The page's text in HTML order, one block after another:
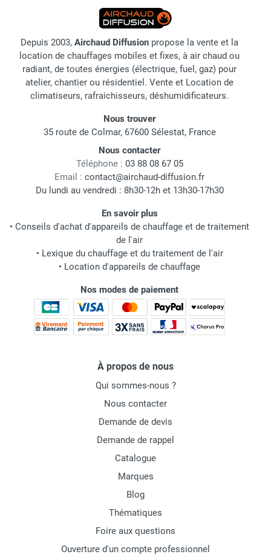
Depuis 2003, Airchaud Diffusion propose la vente et la
location de chauffages mobiles et fixes, à air chaud ou
radiant, de toutes énergies (électrique, fuel, gaz) pour
atelier, chantier ou résidentiel. Vente et Location de
climatiseurs, rafraichisseurs, déshumidificateurs.
Nous trouver
35 route de Colmar, 67600 Sélestat, France
Nous contacter
Téléphone : 03 88 08 67 05
Email : contact@airchaud-diffusion.fr
Du lundi au vendredi : 8h30-12h et 13h30-17h30
En savoir plus
• Conseils d'achat d'appareils de chauffage et de traitement
de l'air
• Lexique du chauffage et du traitement de l'air
• Location d'appareils de chauffage
Nos modes de paiement
À propos de nous
Qui sommes-nous ?
Nous contacter
Demande de devis
Demande de rappel
Catalogue
Marques
Blog
Thématiques
Foire aux questions
Ouverture d'un compte professionnel